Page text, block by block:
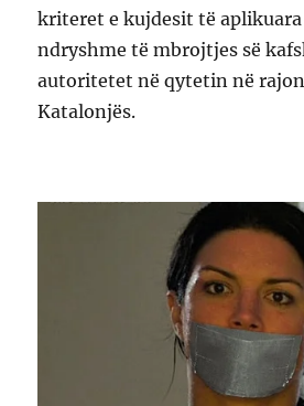
kriteret e kujdesit të
ndryshme të mbrojtjes së
autoritetet në qytetin në
Katalonjës.